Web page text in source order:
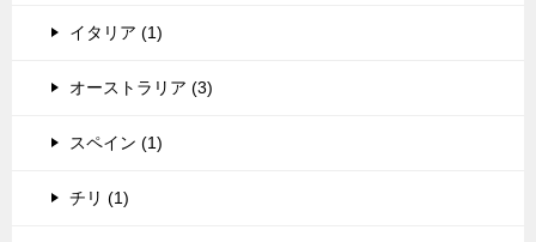
イタリア (1)
オーストラリア (3)
スペイン (1)
チリ (1)